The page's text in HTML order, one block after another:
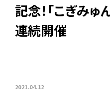
記念！「こぎみ
連続開催
2021.04.12